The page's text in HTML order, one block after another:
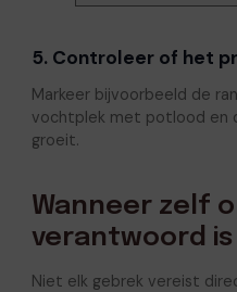
5. Controleer of het
Markeer bijvoorbeeld de
vochtplek met potlood en
groeit.
Wanneer zelf
verantwoord is
Niet elk gebrek vereist